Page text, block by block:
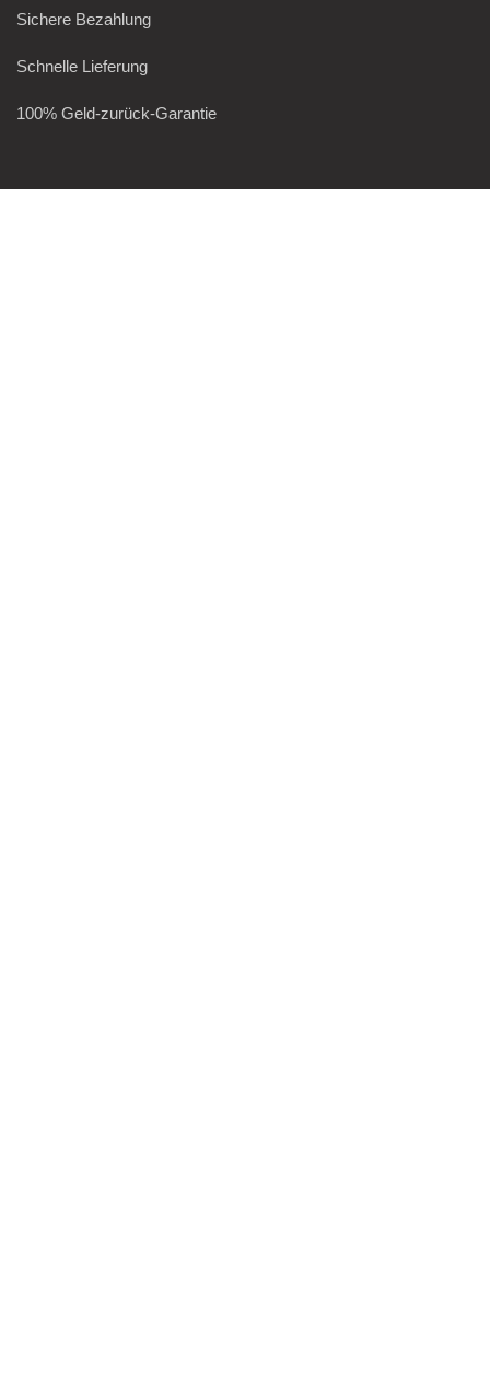
Sichere Bezahlung
Schnelle Lieferung
100% Geld-zurück-Garantie